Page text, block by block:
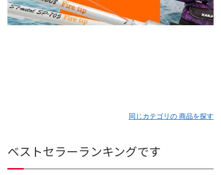
同じカテゴリの 商品を探す
ベストセラーランキングです